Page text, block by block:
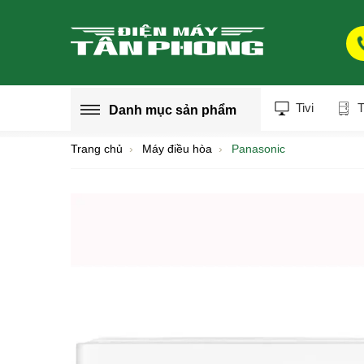
Tivi
Danh mục sản phẩm
Trang chủ Máy điều hòa Panasonic